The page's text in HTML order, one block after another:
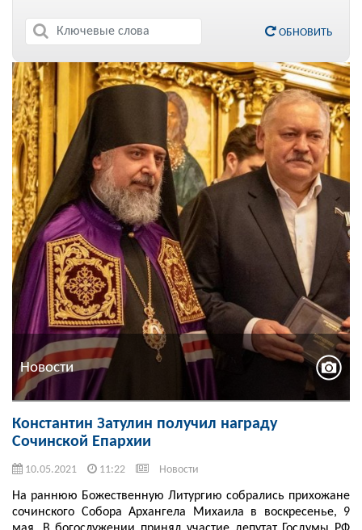
ОБНОВИТЬ
Новости
Константин Затулин получил награду
Сочинской Епархии
10.05.2021 11:22 Новости
На раннюю Божественную Литургию собрались прихожане
сочинского Собора Архангела Михаила в воскресенье, 9